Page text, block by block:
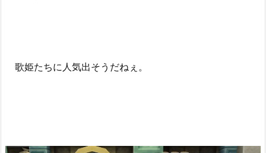
歌姫たちに人気出そうだねぇ。